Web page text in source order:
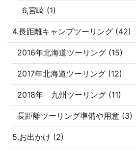
6,宮崎 (1)
4.長距離キャンプツーリング (42)
2016年北海道ツーリング (15)
2017年北海道ツーリング (12)
2018年 九州ツーリング (11)
長距離ツーリング準備や用意 (3)
5.お出かけ (2)